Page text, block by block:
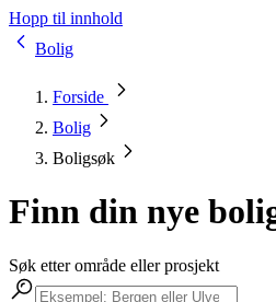
Hopp til innhold
Bolig
Forside
Bolig
Boligsøk
Finn din nye
Søk etter område eller prosjekt